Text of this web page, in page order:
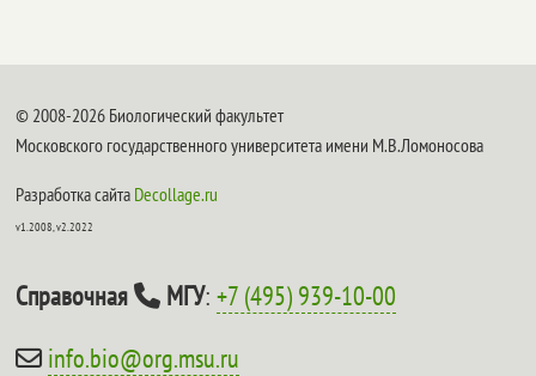
© 2008-2026 Биологический факультет
Московского государственного университета имени М.В.Ломоносова
Разработка сайта Decollage.ru
v1.2008, v2.2022
Справочная МГУ:+7 (495) 939-10-00
info.bio@org.msu.ru